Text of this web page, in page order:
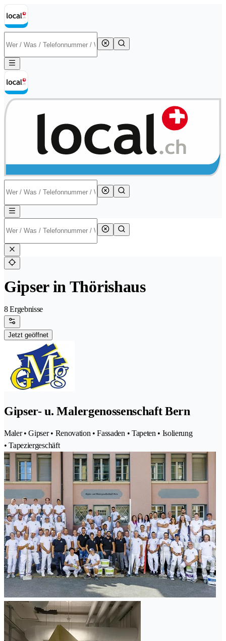
Gipser in Thörishaus
8 Ergebnisse
Jetzt geöffnet
Gipser- u. Malergenossenschaft Bern
Maler • Gipser • Renovation • Fassaden • Tapeten • Isolierung
• Tapeziergeschäft